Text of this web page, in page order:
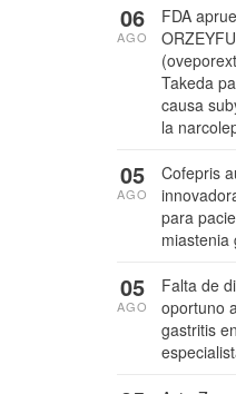
FDA
Takeda
causa
la
06
AGO
Cofepris
para
miastenia
05
AGO
Falta de
oportuno
gastritis
05
AGO